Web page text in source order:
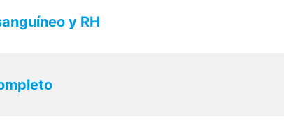
y RH